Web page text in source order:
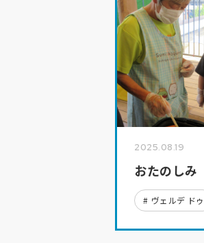
2025.08.19
おたのしみ
ヴェルデ ドゥ